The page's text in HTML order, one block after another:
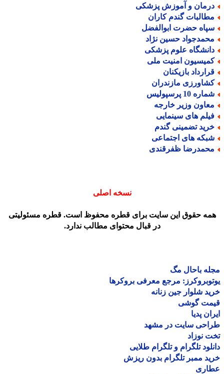
و آموزش پزشکی
گندم کاران
حضرت ابوالفضل
حسین نژاد
علوم پزشکی
امنیت ملی
بازیکنان
مازندران
10 پرسپولیس
وزیر خارجه
های سینمایی
تضمینی گندم
های اجتماعی
ظفرقندی
نسخه اصلی
حقوق این سایت برای قطره محفوظ است. قطره مسئولیتی
در قبال محتوای مطالب ندارد.
باحال مگ
مرجع معرفی بروکرها
شلوار جین زنانه
گوشی
پدیا
سایت در مشهد
نوزاد
تلگرام و تلگرام طلایی
ممبر تلگرام بدون ریزش